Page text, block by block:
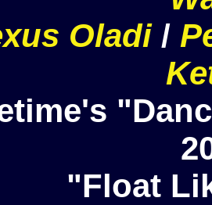
Oladi/
"Float